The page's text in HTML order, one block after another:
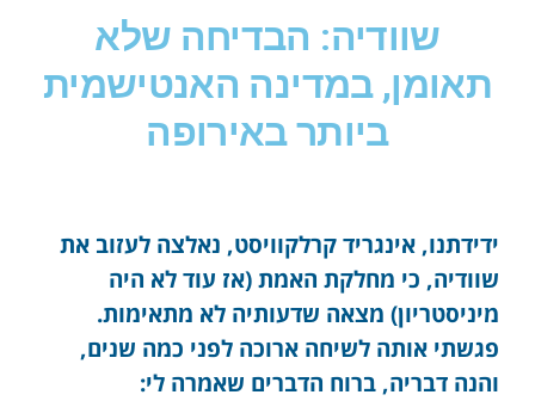
שוודיה: הבדיחה שלא
תאומן, במדינה האנטישמית
ביותר באירופה
ידידתנו, אינגריד קרלקוויסט, נאלצה לעזוב את
שוודיה, כי מחלקת האמת (אז עוד לא היה
מיניסטריון) מצאה שדעותיה לא מתאימות.
פגשתי אותה לשיחה ארוכה לפני כמה שנים,
והנה דבריה, ברוח הדברים שאמרה לי: